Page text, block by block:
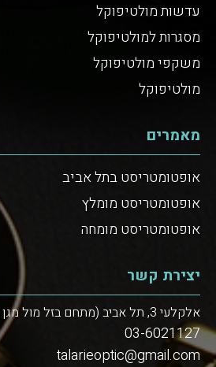
עדשות מולטיפוקל
מסגרות למולטיפוקל
משקפי מולטיפוקל
מולטיפוקל
מאמרים
אופטומטריסט בתל אביב
אופטומטריסט מומלץ
אופטומטריסט מומחה
יצירת קשר
אלקלעי 3, תל אביב (מתחם בזל מול מגן דוד)
03-6021127
talarieoptic@gmail.com